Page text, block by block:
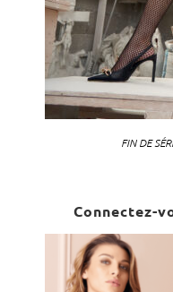
FIN DE
Connectez-